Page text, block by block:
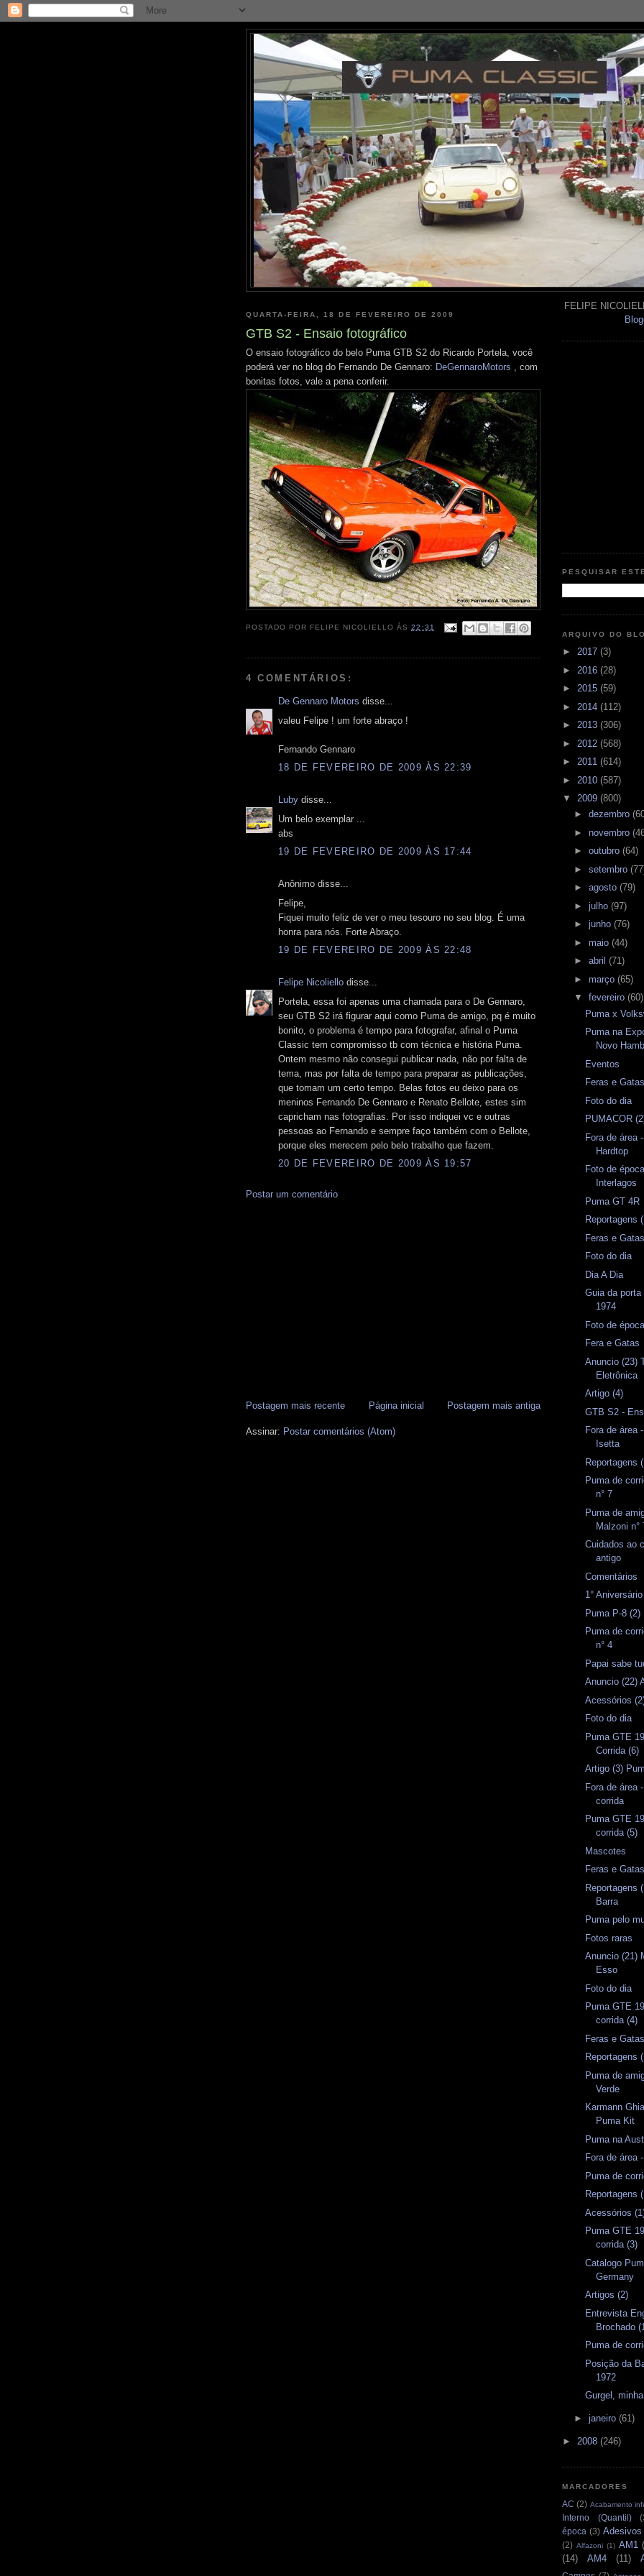
QUARTA-FEIRA, 18 DE FEVEREIRO DE 2009
GTB S2 - Ensaio fotográfico
O ensaio fotográfico do belo Puma GTB S2 do Ricardo Portela, você
poderá ver no blog do Fernando De Gennaro: DeGennaroMotors , com
bonitas fotos, vale a pena conferir.
POSTADO POR FELIPE NICOLIELLO ÀS22:31
4 COMENTÁRIOS:
De Gennaro Motors disse...
valeu Felipe ! um forte abraço !
Fernando Gennaro
18 DE FEVEREIRO DE 2009 ÀS 22:39
Luby disse...
Um belo exemplar ...
abs
19 DE FEVEREIRO DE 2009 ÀS 17:44
Anônimo disse...
Felipe,
Fiquei muito feliz de ver o meu tesouro no seu blog. É uma
honra para nós. Forte Abraço.
19 DE FEVEREIRO DE 2009 ÀS 22:48
Felipe Nicoliello disse...
Portela, essa foi apenas uma chamada para o De Gennaro,
seu GTB S2 irá figurar aqui como Puma de amigo, pq é muito
bonito, o problema é tempo para fotografar, afinal o Puma
Classic tem compromisso tb com técnica e história Puma.
Ontem mesmo não consegui publicar nada, não por falta de
tema, mas por falta de tempo para preparar as publicações,
que tomam um certo tempo. Belas fotos eu deixo para os
meninos Fernando De Gennaro e Renato Bellote, estes sim
capricham nas fotografias. Por isso indiquei vc e outras
pessoas ao Fernando e sempre faço também com o Bellote,
porque eles merecem pelo belo trabalho que fazem.
20 DE FEVEREIRO DE 2009 ÀS 19:57
Postar um comentário
Postagem mais recente Postagem mais antiga
Página inicial
Assinar: Postar comentários (Atom)
FELIPE
PESQUISAR
ARQUIVO DO
► 2017 (3)
► 2016 (28)
► 2015 (59)
► 2014 (112)
► 2013 (306)
► 2012 (568)
► 2011 (614)
► 2010 (587)
▼ 2009 (800)
► dezembro
► novembro
► outubro (64)
► setembro
► agosto (79)
► julho (97)
► junho (76)
► maio (44)
► abril (71)
► março (65)
▼ fevereiro (60)
Puma x
Puma na
Novo
Eventos
Feras e Gatas
Foto do dia
PUMACOR
Fora de área
Hardtop
Foto de
Interlagos
Puma GT 4R
Reportagens
Feras e Gatas
Foto do dia
Dia A Dia
Guia da
1974
Foto de época
Fera e Gatas
Anuncio (23)
Eletrônica
Artigo (4)
GTB S2 -
Fora de área
Isetta
Reportagens
Puma de
n° 7
Puma de
Malzoni n°
Cuidados ao
antigo
Comentários
1°
Puma P-8 (2)
Puma de
n° 4
Papai sabe
Anuncio (22)
Acessórios
Foto do dia
Puma GTE
Corrida (6)
Artigo (3)
Fora de área
corrida
Puma GTE
corrida (5)
Mascotes
Feras e Gatas
Reportagens
Barra
Puma pelo
Fotos raras
Anuncio (21)
Esso
Foto do dia
Puma GTE
corrida (4)
Feras e Gatas
Reportagens
Puma de
Verde
Karmann
Puma Kit
Puma na
Fora de área
Puma de
Reportagens
Acessórios
Puma GTE
corrida (3)
Catalogo
Germany
Artigos (2)
Entrevista
Brochado
Puma de
Posição da
1972
Gurgel,
► janeiro (61)
► 2008 (246)
MARCADORES
AC (2) Acabamento
Interno (Quantil)
época (3) Adesivos
(2) Alfazoni (1) AM1
(14)
AM4 (11)